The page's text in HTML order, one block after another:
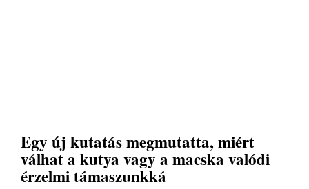
Egy új kutatás megmutatta, miért
válhat a kutya vagy a macska valódi
érzelmi támaszunkká